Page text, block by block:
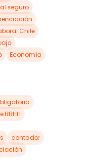
seguro
Chile
Economía
RRHH
contador